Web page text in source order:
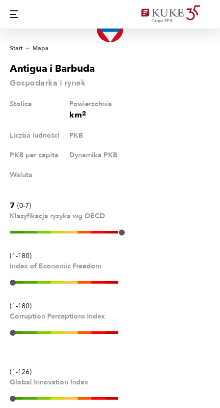
Start Mapa
Antigua i Barbuda
Gospodarka i rynek
Stolica
km2
Powierzchnia
Liczba ludności PKB
PKB per capita Dynamika PKB
Waluta
7 (0-7)
Klasyfikacja ryzyka wg OECD
(1-180)
Corruption Perceptions Index
(1-126)
Global Innovation Index
(1-180)
Index of Economic Freedom